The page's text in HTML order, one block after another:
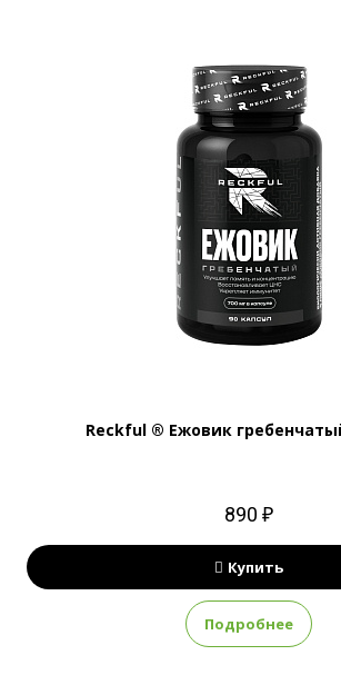
Reckful ® Ежовик
890 ₽
Купить
Подробнее